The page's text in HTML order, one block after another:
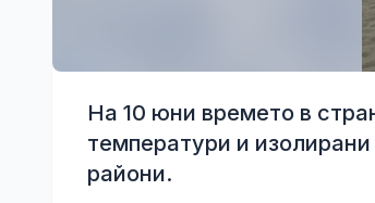
На 10 юни времето в
температури и
райони.